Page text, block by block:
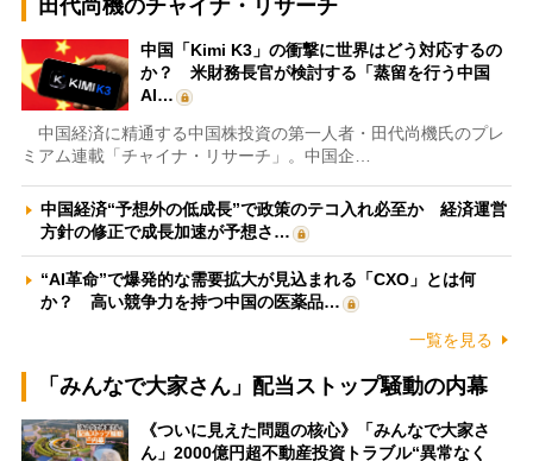
田代尚機のチャイナ・リサーチ
中国「Kimi K3」の衝撃に世界はどう対応するの
か？ 米財務長官が検討する「蒸留を行う中国
AI…
中国経済に精通する中国株投資の第一人者・田代尚機氏のプレ
ミアム連載「チャイナ・リサーチ」。中国企…
中国経済“予想外の低成長”で政策のテコ入れ必至か 経済運営
方針の修正で成長加速が予想さ…
“AI革命”で爆発的な需要拡大が見込まれる「CXO」とは何
か？ 高い競争力を持つ中国の医薬品…
一覧を見る
「みんなで大家さん」配当ストップ騒動の内幕
《ついに見えた問題の核心》「みんなで大家さ
ん」2000億円超不動産投資トラブル“異常なく